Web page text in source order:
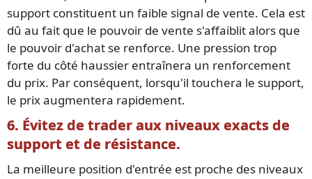
support constituent un faible signal de vente. Cela est
dû au fait que le pouvoir de vente s'affaiblit alors que
le pouvoir d'achat se renforce. Une pression trop
forte du côté haussier entraînera un renforcement
du prix. Par conséquent, lorsqu'il touchera le support,
le prix augmentera rapidement.
6. Évitez de trader aux niveaux exacts de
support et de résistance.
La meilleure position d'entrée est proche des niveaux